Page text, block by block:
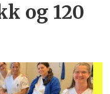
og 120